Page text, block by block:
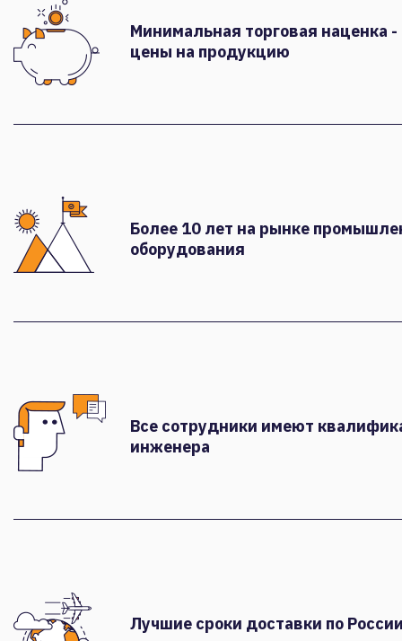
Минимальная торговая наценка
цены на продукцию
Более 10 лет на рынке
оборудования
Все сотрудники имеют
инженера
Лучшие сроки доставки по